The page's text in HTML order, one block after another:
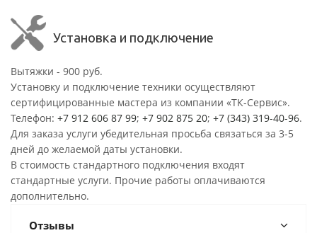
Установка и подключение
Вытяжки - 900 руб.
Установку и подключение техники осуществляют
сертифицированные мастера из компании «ТК-Сервис».
Телефон: +7 912 606 87 99; +7 902 875 20; +7 (343) 319-40-96.
Для заказа услуги убедительная просьба связаться за 3-5
дней до желаемой даты установки.
В стоимость стандартного подключения входят
стандартные услуги. Прочие работы оплачиваются
дополнительно.
Отзывы